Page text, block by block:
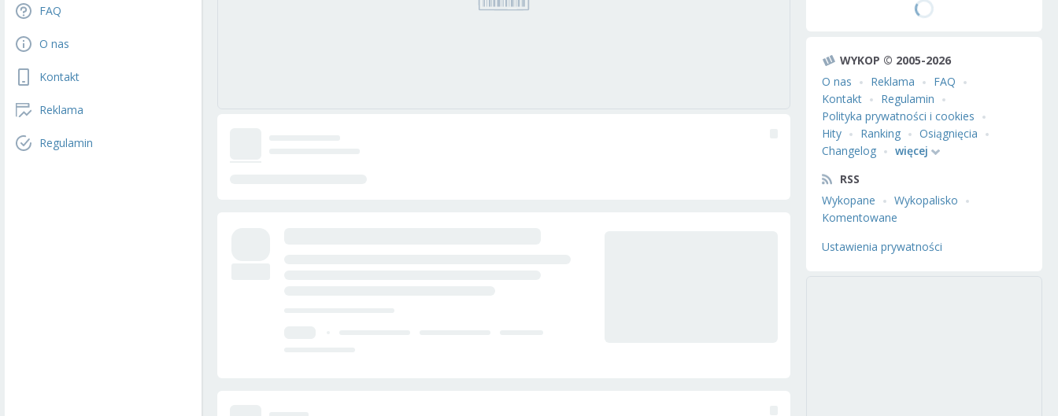
FAQ
O nas
Kontakt
Reklama
Regulamin
WYKOP © 2005-2026
O nas
Reklama
FAQ
Kontakt
Regulamin
Polityka prywatności i cookies
Hity
Ranking
Osiągnięcia
Changelog
więcej
RSS
Wykopane
Wykopalisko
Komentowane
Ustawienia prywatności